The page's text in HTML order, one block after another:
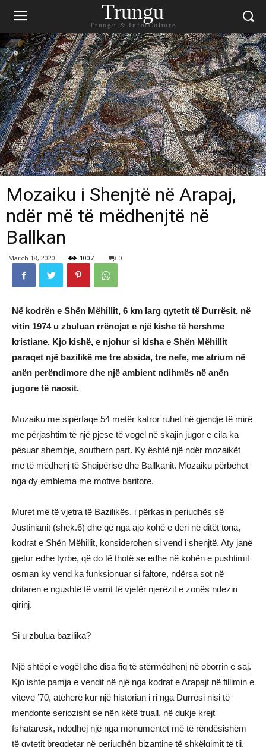
Trungu
Trungu & InforCulture
Mozaiku i Shenjtë në Arapaj,
ndër më të mëdhenjtë në
Ballkan
March 18, 2020 1007 0
Në kodrën e Shën Mëhillit, 6 km larg qytetit të Durrësit, në
vitin 1974 u zbuluan rrënojat e një kishe të hershme
kristiane. Kjo kishë, e njohur si kisha e Shën Mëhillit
paraqet një bazilikë me tre absida, tre nefe, me atrium në
anën perëndimore dhe një ambient ndihmës në anën
jugore të naosit.
Mozaiku me sipërfaqe 54 metër katror ruhet në gjendje të mirë
me përjashtim të një pjese të vogël në skajin jugor e cila ka
pësuar shembje, southern part. Ky është një ndër mozaikët
më të mëdhenj të Shqipërisë dhe Ballkanit. Mozaiku përbëhet
nga dy emblema me motive baritore.
Muret më të vjetra të Bazilikës, i përkasin periudhës së
Justinianit (shek.6) dhe që nga ajo kohë e deri në ditët tona,
kodrat e Shën Mëhillit, konsiderohen si vend i shenjtë. Aty janë
gjetur edhe tyrbe, që do të thotë se edhe në kohën e pushtimit
osman ky vend ka funksionuar si faltore, ndërsa sot në
dritaren e ngushtë të varrit të vjetër njerëzit e zonës ndezin
qirinj.
Si u zbulua bazilika?
Një shtëpi e vogël dhe disa fiq të stërmëdhenj në oborrin e saj.
Kjo ishte pamja e vendit në një nga kodrat e Arapajt në fillimin e
viteve ’70, atëherë kur një historian i ri nga Durrësi nisi të
mendonte seriozisht se nën këtë truall, në dukje krejt
fshataresk, ndodhej një nga monumentet më të rëndësishëm
të qytetit bregdetar në periudhën bizantine të shkëlqimit të tij.